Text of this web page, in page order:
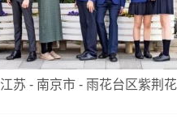
江苏 - 南京市 - 雨花台区紫荆